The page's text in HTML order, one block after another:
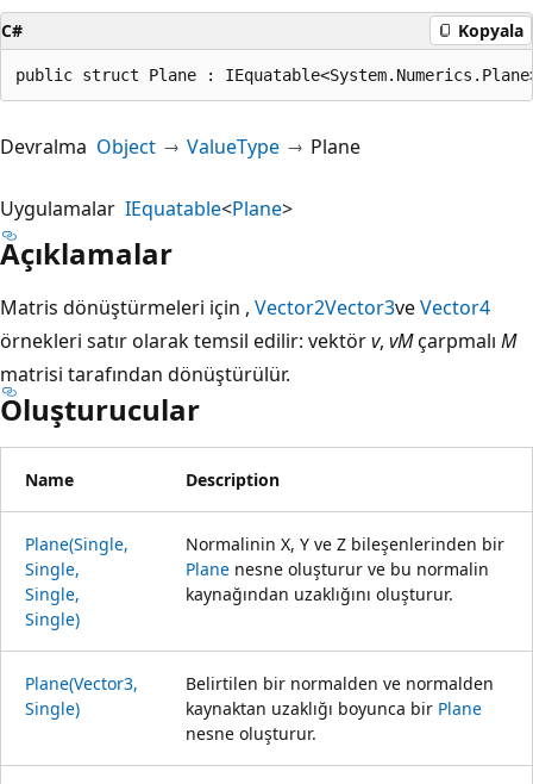
C# Kopyala
public struct Plane :
Devralma Object ValueType Plane
Uygulamalar IEquatable<Plane>
Açıklamalar
Matris dönüştürmeleri için , Vector2Vector3veVector4
örnekleri satır olarak temsil edilir: vektörv, vMçarpmalı M
matrisi tarafından dönüştürülür.
Oluşturucular
Name Description
Plane(Single,
Single,
Single,
Single)
Normalinin X, Y ve Z bileşenlerinden bir
Plane nesne oluşturur ve bu normalin
kaynağından uzaklığını oluşturur.
Plane(Vector3,
Single)
Belirtilen bir normalden ve normalden
kaynaktan uzaklığı boyunca bir Plane
nesne oluşturur.